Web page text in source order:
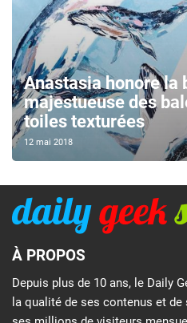
Anastasia honore la
majestueuse des
toiles texturées
12 mai 2018
À PROPOS
Depuis plus de 10 ans, le Daily
la qualité de ses contenus et